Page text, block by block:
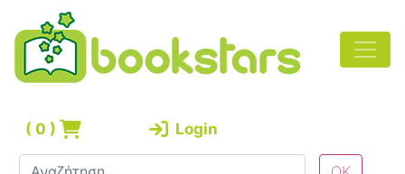
( 0 ) Login